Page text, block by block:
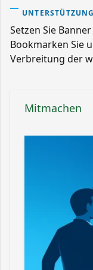
UNTERSTÜTZUNG
Setzen Sie
Bookmarken Sie
Verbreitung der
Mitmachen